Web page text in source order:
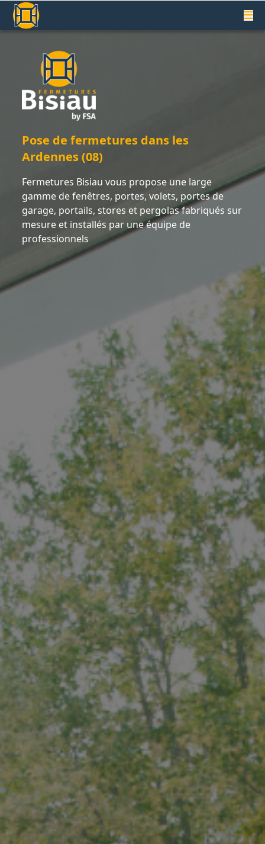
Pose de fermetures dans les
Ardennes (08)
Fermetures Bisiau vous propose une large
gamme de fenêtres, portes, volets, portes de
garage, portails, stores et pergolas fabriqués sur
mesure et installés par une équipe de
professionnels